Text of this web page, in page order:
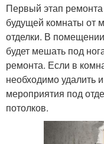
Первый этап
будущей комнаты от
отделки. В
будет мешать под
ремонта. Если в
необходимо удалить
мероприятия под
потолков.